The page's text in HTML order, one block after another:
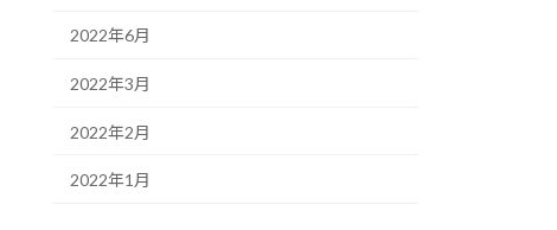
2022年6月
2022年3月
2022年2月
2022年1月